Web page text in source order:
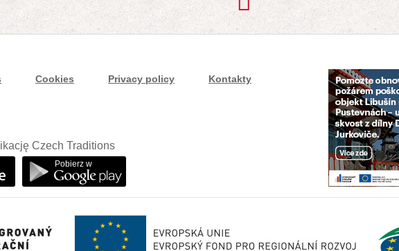
Cookies Privacy policy Kontakty
Czech Traditions
Pobierz w